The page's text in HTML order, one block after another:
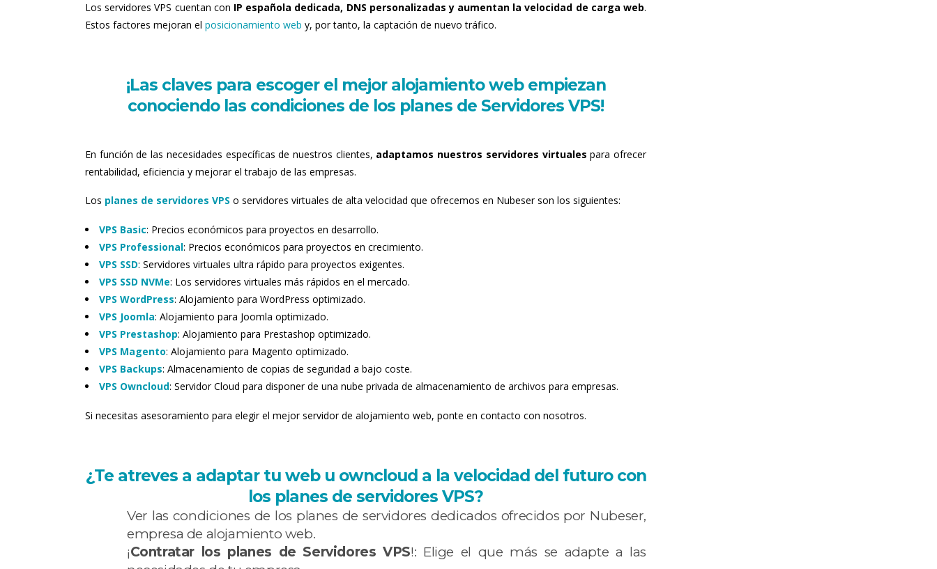
Los servidores VPS cuentan con IP española dedicada, DNS personalizadas y aumentan la velocidad de carga web.
Estos factores mejoran el posicionamiento web y, por tanto, la captación de nuevo tráfico.
¡Las claves para escoger el mejor alojamiento web empiezan
conociendo las condiciones de los planes de Servidores VPS!
En función de las necesidades específicas de nuestros clientes, adaptamos nuestros servidores virtuales para ofrecer
rentabilidad, eficiencia y mejorar el trabajo de las empresas.
Los planes de servidores VPS o servidores virtuales de alta velocidad que ofrecemos en Nubeser son los siguientes:
VPS Basic: Precios económicos para proyectos en desarrollo.
VPS Professional: Precios económicos para proyectos en crecimiento.
VPS SSD: Servidores virtuales ultra rápido para proyectos exigentes.
VPS SSD NVMe: Los servidores virtuales más rápidos en el mercado.
VPS WordPress: Alojamiento para WordPress optimizado.
VPS Joomla: Alojamiento para Joomla optimizado.
VPS Prestashop: Alojamiento para Prestashop optimizado.
VPS Magento: Alojamiento para Magento optimizado.
VPS Backups: Almacenamiento de copias de seguridad a bajo coste.
VPS Owncloud: Servidor Cloud para disponer de una nube privada de almacenamiento de archivos para empresas.
Si necesitas asesoramiento para elegir el mejor servidor de alojamiento web, ponte en contacto con nosotros.
¿Te atreves a adaptar tu web u owncloud a la velocidad del futuro con
los planes de servidores VPS?
Ver las condiciones de los planes de servidores dedicados ofrecidos por Nubeser,
empresa de alojamiento web.
¡Contratar los planes de Servidores VPS!: Elige el que más se adapte a las